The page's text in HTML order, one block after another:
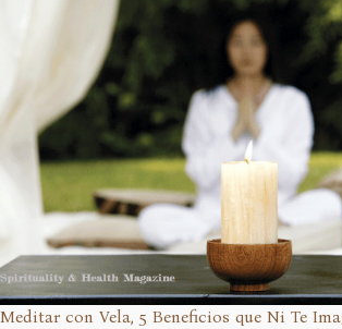
Meditar con Vela, 5 Beneficios que Ni Te